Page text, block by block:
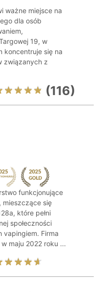
ważne miejsce na
dla osób
19, w
koncentruje się na
związanych z
(116)
funkcjonujące
mieszczące się
które pełni
społeczności
vapingiem. Firma
w maju 2022 roku ...